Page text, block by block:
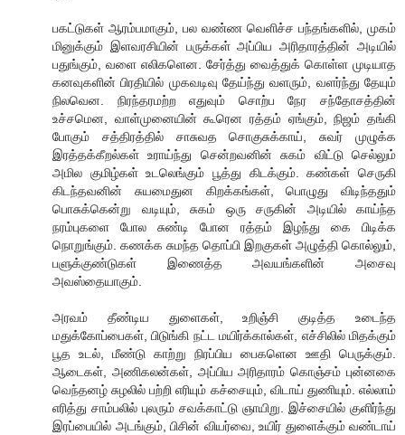
பகட்டுகள் ஆரம்பமாகும், பல வண்ண வெளிச்ச பந்தங்களில், முகம்
மினுக்கும் இளவரசியின் பருக்கள் அப்பிய அரிதாரத்தின் அடியில்
பதுங்கும், வளை எலிகளென. சேர்த்து வைத்துக் கொள்ள முடியாத
கனவுகளின் பிரதியில் முகவடிவு தேய்ந்து வளரும், வளர்ந்து தேயும்
நிலவென. நிரந்தரமற்ற எதுவும் சொற்ப நேர சந்தோசத்தின்
உச்சமென, வாள்முனையின் கூரென ரத்தம் ஏங்கும், நிஜம் தங்கி
போகும் சத்திரத்தில் சாசுவத சொகுசுக்காய், சுவர் முழுக்க
இரத்தக்கீறல்கள் உராய்ந்து சென்றவனின் சுகம் விட்டு செல்லும்
அமில குமிழ்கள் உடலெங்கும் பூத்து கிடக்கும். கண்கள் செருகி
கிடந்தவனின் சுயமைதுன கிறக்கங்கள், பொழுது விடிந்ததும்
பொசுக்கென்று வடியும், சுகம் ஒரு சருகின் அடியில் காய்ந்த
நரம்புகளை போல சுண்டி போன ரத்தம் இழந்து கை பிடிக்க
நொறுங்கும். கணக்க சுமந்த தொப்பி இறகுகள் அழுத்தி கொல்லும்,
பளுக்குண்டுகள் இணைத்த அவயங்களின் அசைவு
அவஸ்தையாகும்.
அரவம் தீண்டிய துளைகள், உறிஞ்சி குடித்த உடைந்த
மதுக்கோப்பைகள், பிடுங்கி நட்ட மயிர்க்கால்கள், எச்சிலில் மிதக்கும்
பூத உடல், மீண்டு காற்று நிரப்பிய பைகளென ஊதி பெருக்கும்.
ஆடைகள், அணிகலன்கள், அப்பிய அரிதாரம் கொஞ்சம் புன்னகை
வெந்தனழ் சுழலில் பற்றி எரியும் கச்சையும், விடாய் துணியும். எல்லாம்
எரித்து சாம்பலில் புலரும் சவக்காட்டு ஞாயிறு. இச்சையில் குளிர்ந்து
இரப்பையில் அடங்கும், பிசின் வியர்வை, உயிர் துளைக்கும் வண்டாய்